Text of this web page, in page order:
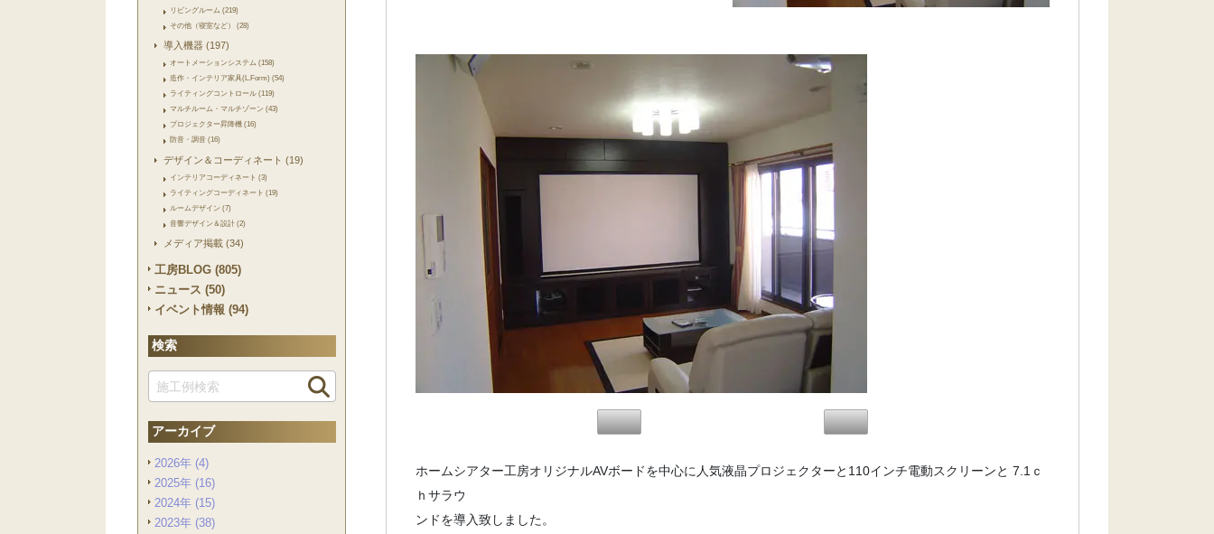
リビングルーム (219)
その他（寝室など） (28)
導入機器 (197)
オートメーションシステム (158)
造作・インテリア家具(L.Form) (54)
ライティングコントロール (119)
マルチルーム・マルチゾーン (43)
プロジェクター昇降機 (16)
防音・調音 (16)
デザイン＆コーディネート (19)
インテリアコーディネート (3)
ライティングコーディネート (19)
ルームデザイン (7)
音響デザイン＆設計 (2)
メディア掲載 (34)
工房BLOG (805)
ニュース (50)
イベント情報 (94)
検索
アーカイブ
2026年 (4)
2025年 (16)
2024年 (15)
2023年 (38)
ホームシアター工房オリジナルAVボードを中心に人気液晶プロジェクターと110インチ電動スクリーンと 7.1ｃ
ｈサラウ
ンドを導入致しました。